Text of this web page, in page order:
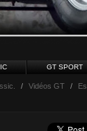
GT SPORT
/ Vidéos GT /